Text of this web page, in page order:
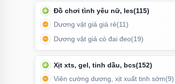
Tính năng nổi bật
Người dùng có thể tùy chỉnh cường độ
cá nhân.
Đồ chơi tình yêu nữ, les(115)
Dương vật giả giá rẻ(11)
Dương vật giả có đai đeo(19)
Xịt xts, gel, tinh dầu, bcs(152)
Viên cường dương, xịt xuất tinh sớm(9)